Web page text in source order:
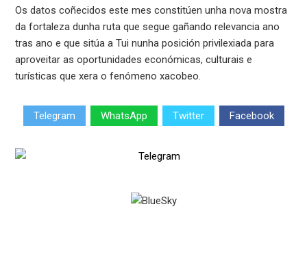
Os datos coñecidos este mes constitúen unha nova mostra
da fortaleza dunha ruta que segue gañando relevancia ano
tras ano e que sitúa a Tui nunha posición privilexiada para
aproveitar as oportunidades económicas, culturais e
turísticas que xera o fenómeno xacobeo.
Telegram WhatsApp Twitter Facebook